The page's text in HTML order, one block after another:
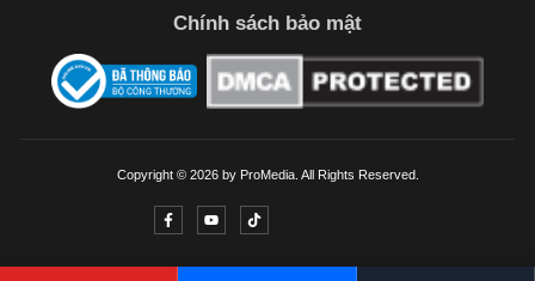
Chính sách bảo mật
Copyright © 2026 by ProMedia. All Rights Reserved.